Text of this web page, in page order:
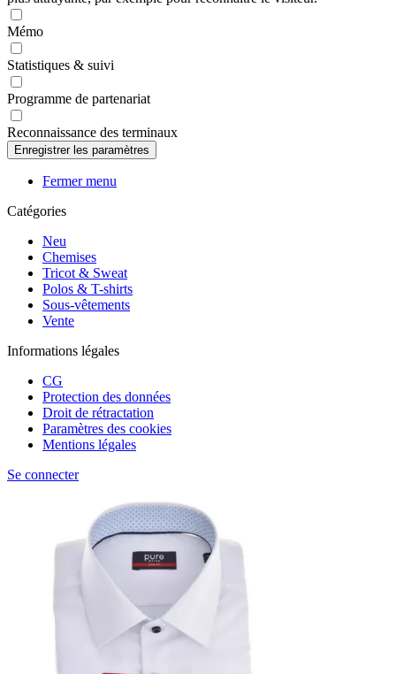
Mémo
Statistiques & suivi
Programme de partenariat
Reconnaissance des terminaux
Fermer menu
Catégories
Neu
Chemises
Tricot & Sweat
Polos & T-shirts
Sous-vêtements
Vente
Informations légales
CG
Protection des données
Droit de rétractation
Paramètres des cookies
Mentions légales
Se connecter